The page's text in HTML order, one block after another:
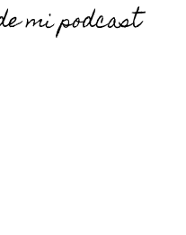
mi podcast